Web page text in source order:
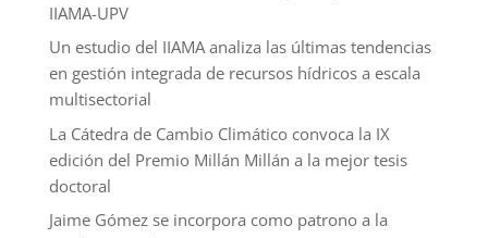
IIAMA-UPV
Un estudio del IIAMA analiza las últimas tendencias
en gestión integrada de recursos hídricos a escala
multisectorial
La Cátedra de Cambio Climático convoca la IX
edición del Premio Millán Millán a la mejor tesis
doctoral
Jaime Gómez se incorpora como patrono a la